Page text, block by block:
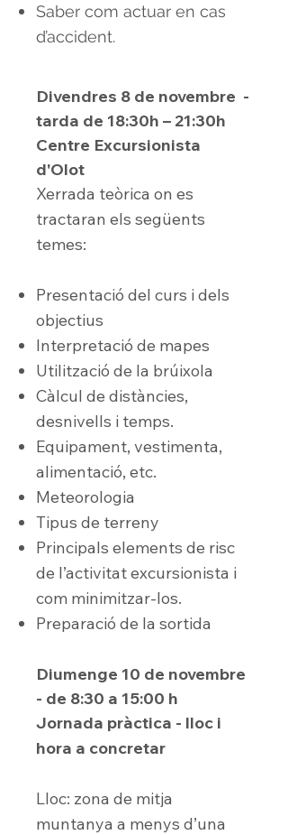
Saber com actuar en cas
d’accident.
Divendres 8 de novembre -
tarda de 18:30h – 21:30h
Centre Excursionista
d'Olot
Xerrada teòrica on es
tractaran els següents
temes:
Presentació del curs i dels
objectius
Interpretació de mapes
Utilització de la brúixola
Càlcul de distàncies,
desnivells i temps.
Equipament, vestimenta,
alimentació, etc.
Meteorologia
Tipus de terreny
Principals elements de risc
de l’activitat excursionista i
com minimitzar-los.
Preparació de la sortida
Diumenge 10 de novembre
- de 8:30 a 15:00 h
Jornada pràctica - lloc i
hora a concretar
Lloc: zona de mitja
muntanya a menys d’una